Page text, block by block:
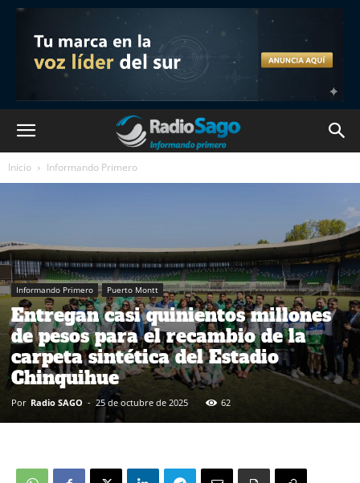
Inicio Informando Primero
Informando Primero Puerto Montt
Entregan casi quinientos millones
de pesos para el recambio de la
carpeta sintética del Estadio
Chinquihue
Por Radio SAGO - 25 de octubre de 2025 62